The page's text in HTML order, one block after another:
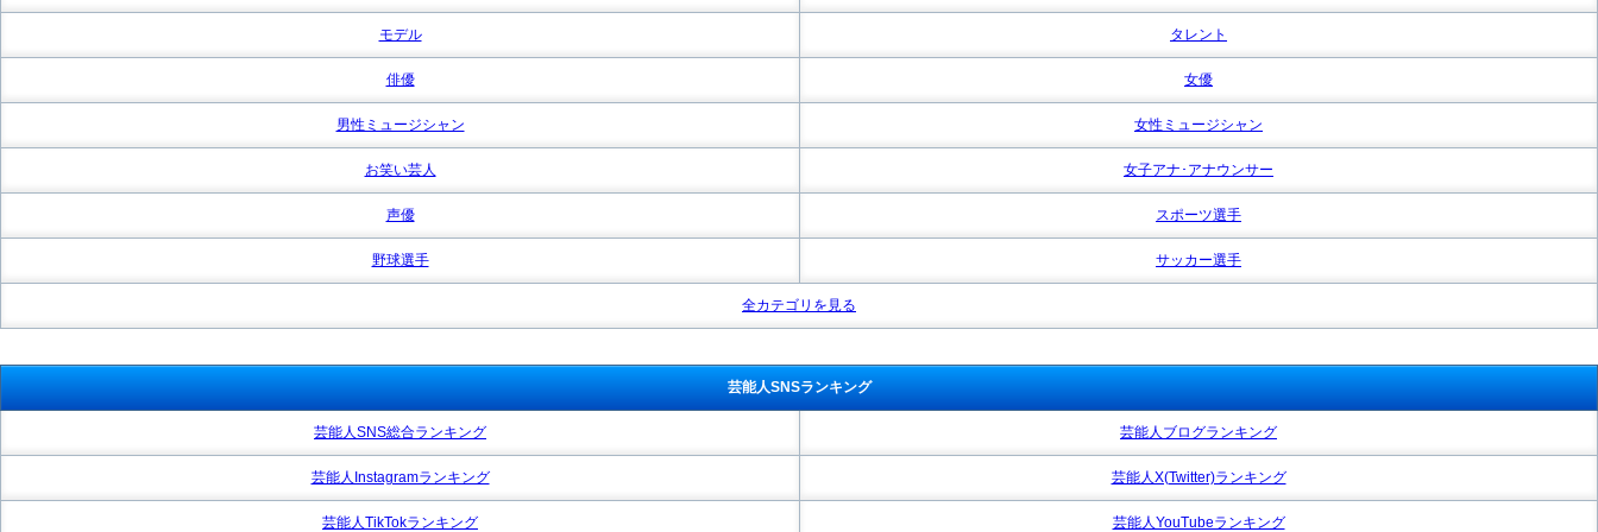
モデル タレント
俳優 女優
男性ミュージシャン 女性ミュージシャン
お笑い芸人 女子アナ･アナウンサー
声優 スポーツ選手
野球選手 サッカー選手
全カテゴリを見る
芸能人SNSランキング
芸能人SNS総合ランキング 芸能人ブログランキング
芸能人Instagramランキング 芸能人X(Twitter)ランキング
芸能人TikTokランキング 芸能人YouTubeランキング